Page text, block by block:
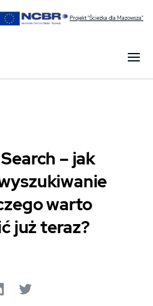
Projekt "Ścieżka dla Mazowsza"
– jak
warto
już teraz?